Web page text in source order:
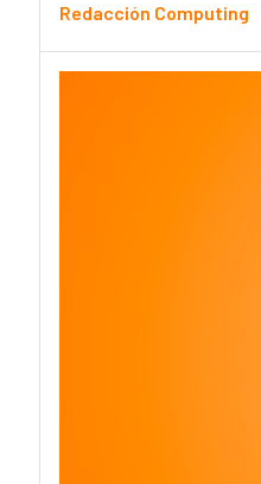
Redacción Computing